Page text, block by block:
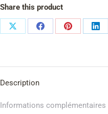
Share this product
Description
Informations complémentaires